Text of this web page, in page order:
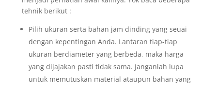
tehnik berikut :
Pilih ukuran serta bahan jam dinding yang seuai
dengan kepentingan Anda. Lantaran tiap-tiap
ukuran berdiameter yang berbeda, maka harga
yang dijajakan pasti tidak sama. Janganlah lupa
untuk memutuskan material ataupun bahan yang